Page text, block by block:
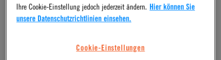
Color
Ihre Cookie-Einstellung jedoch jederzeit ändern. Hier können Sie
unsere Datenschutzrichtlinien einsehen.
Cookie-Einstellungen